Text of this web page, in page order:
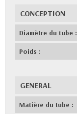
CONCEPTION
Diamètre du tube :
Poids :
GENERAL
Matière du tube :